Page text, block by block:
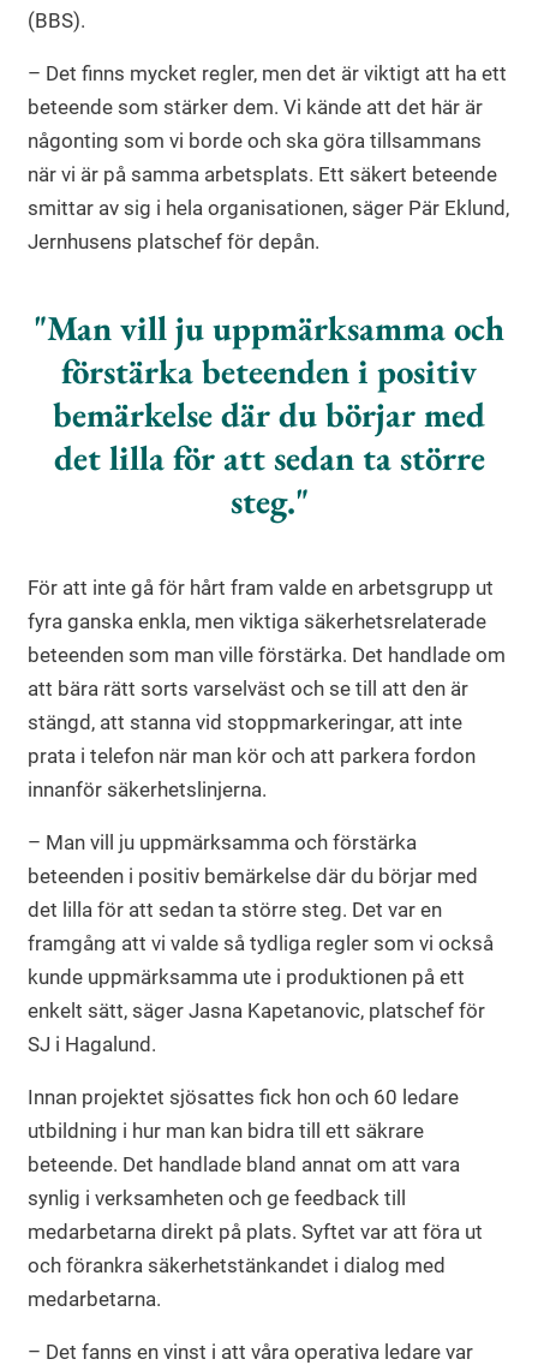
(BBS).
– Det finns mycket regler, men det är viktigt att ha ett
beteende som stärker dem. Vi kände att det här är
någonting som vi borde och ska göra tillsammans
när vi är på samma arbetsplats. Ett säkert beteende
smittar av sig i hela organisationen, säger Pär Eklund,
Jernhusens platschef för depån.
Man vill ju uppmärksamma och
förstärka beteenden i positiv
bemärkelse där du börjar med
det lilla för att sedan ta större
steg.
För att inte gå för hårt fram valde en arbetsgrupp ut
fyra ganska enkla, men viktiga säkerhetsrelaterade
beteenden som man ville förstärka. Det handlade om
att bära rätt sorts varselväst och se till att den är
stängd, att stanna vid stoppmarkeringar, att inte
prata i telefon när man kör och att parkera fordon
innanför säkerhetslinjerna.
– Man vill ju uppmärksamma och förstärka
beteenden i positiv bemärkelse där du börjar med
det lilla för att sedan ta större steg. Det var en
framgång att vi valde så tydliga regler som vi också
kunde uppmärksamma ute i produktionen på ett
enkelt sätt, säger Jasna Kapetanovic, platschef för
SJ i Hagalund.
Innan projektet sjösattes fick hon och 60 ledare
utbildning i hur man kan bidra till ett säkrare
beteende. Det handlade bland annat om att vara
synlig i verksamheten och ge feedback till
medarbetarna direkt på plats. Syftet var att föra ut
och förankra säkerhetstänkandet i dialog med
medarbetarna.
– Det fanns en vinst i att våra operativa ledare var